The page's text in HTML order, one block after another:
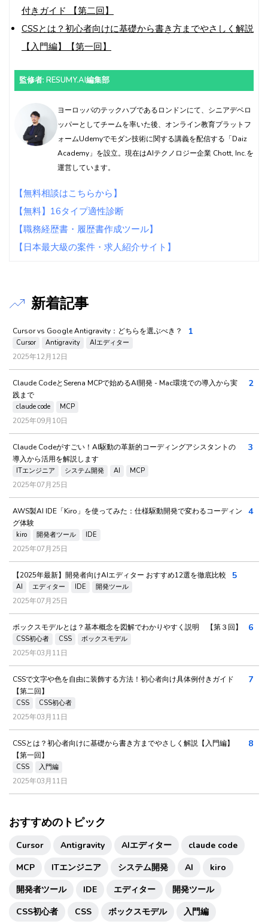
付きガイド 【第二回】
CSSとは？初心者向けに基礎から書き方までやさしく解説
【入門編】【第一回】
監修者: RESUMY.AI編集部
ヨーロッパのテックハブであるロンドンにて、シニアデベロ
ッパーとしてチームを率いた後、オンライン教育プラットフ
ォームUdemyでモダン技術に関する講義を配信する「Daiz
Academy」を設立。現在はAIテクノロジー企業 Chott, Inc.を
運営しています。
【無料相談はこちらから】
【無料】16タイプ適性診断
【職務経歴書・履歴書作成ツール】
【日本最大級の案件・求人紹介サイト】
新着記事
Cursor vs Google Antigravity：どちらを選ぶべき？
Cursor Antigravity AIエディター
2025年12月12日
1
Claude CodeとSerena MCPで始めるAI開発 - Mac環境での導入から実
践まで
claude code MCP
2025年09月10日
2
Claude Codeがすごい！AI駆動の革新的コーディングアシスタントの
導入から活用を解説します
ITエンジニア システム開発 AI MCP
2025年07月25日
3
AWS製AI IDE「Kiro」を使ってみた：仕様駆動開発で変わるコーディン
グ体験
kiro 開発者ツール IDE
2025年07月25日
4
【2025年最新】開発者向けAIエディター おすすめ12選を徹底比較
AI エディター IDE 開発ツール
2025年07月25日
5
ボックスモデルとは？基本概念を図解でわかりやすく説明 【第３回】
CSS初心者 CSS ボックスモデル
2025年03月11日
6
CSSで文字や色を自由に装飾する方法！初心者向け具体例付きガイド
【第二回】
CSS CSS初心者
2025年03月11日
7
CSSとは？初心者向けに基礎から書き方までやさしく解説【入門編】
【第一回】
CSS 入門編
2025年03月11日
8
おすすめのトピック
Cursor Antigravity AIエディター
claude code
MCP
ITエンジニア システム開発 AI
kiro
開発者ツール
IDE エディター
開発ツール
CSS初心者
CSS ボックスモデル 入門編